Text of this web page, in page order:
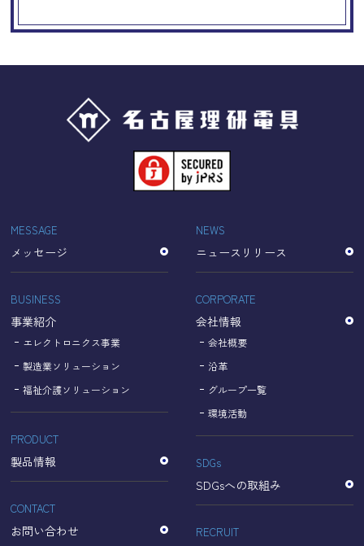
Googleアナリティクスの使用につい
当サイトでは、より良いサービスの提供、またユーザビリ
ティの向上のため、Googleアナリティクスを使用し、当サ
イトの利用状況などのデータ収集及び解析を行っておりま
す。その際、「Cookie」を通じて、Googleがお客様のIPア
ドレスなどの情報を収集する場合がありますが、
「Cookie」で収集される情報は個人を特定できるものでは
収集されたデータはGoogleのプライバシーポリシーにおい
て管理されます。
なお、当サイトのご利用をもって、上述の方法・目的にお
いてGoogle及び当サイトが行うデータ処理に関し、お客様
【Googleのプライバシーポリシー】
https://policies.google.com/privacy?hl=ja
https://policies.google.com/technologies/partner-sites?
hl=ja
個人情報に関するお問い合わせ窓口
名古屋理研電具株式会社
TEL：052-833-1248
MESSAGE
メッセージ
BUSINESS
事業紹介
エレクトロニクス事業
製造業ソリューション
福祉介護ソリューション
PRODUCT
製品情報
CONTACT
お問い合わせ
NEWS
ニュースリリース
CORPORATE
会社情報
会社概要
沿革
グループ一覧
環境活動
SDGs
SDGsへの取組み
RECRUIT